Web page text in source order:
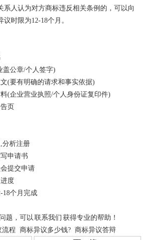
系人认为对方商标违反相关条例的，可以向
时限为12-18个月。
盖公章/个人签字)
(要有明确的请求和事实依据)
(企业营业执照/个人身份证复印件)
页
分析注册
申请书
提交申请
度
18个月完成
题，可以 联系我们 获得专业的帮助！
流程 商标异议多少钱? 商标异议答辩